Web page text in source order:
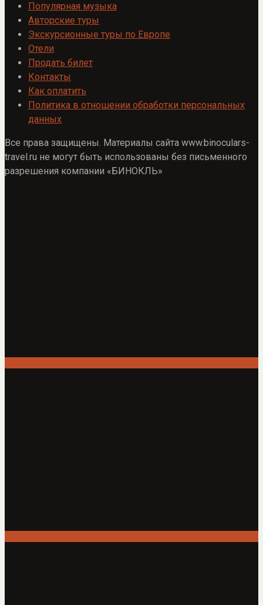
Популярная музыка
Авторские туры
Экскурсионные туры по Европе
Отели
Продать билет
Контакты
Как оплатить
Политика в отношении обработки персональных
данных
Все права защищены. Материалы сайта www.binoculars-
travel.ru не могут быть использованы без письменного
разрешения компании «БИНОКЛЬ»